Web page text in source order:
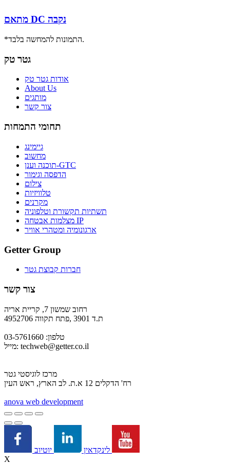
מתאם DC נקבה
*התמונות להמחשה בלבד.
גטר טק
אודות גטר טק
About Us
מותגים
צור קשר
תחומי התמחות
גיימינג
מחשוב
תוכנה וענן-GTC
הדפסה וגימור
צילום
טלוויזיות
מקרנים
תשתיות תקשורת וטלפוניה
מצלמות אבטחה IP
ארגונומיה ומטהרי אוויר
Getter Group
חברות קבוצת גטר
צור קשר
רחוב שמשון 7, קריית אריה
ת.ד 3901 ,פתח תקווה 4952706
טלפון: 03-5761660
מייל: techweb@getter.co.il
מרכז לוגיסטי גטר
רח' הדקלים 12 א.ת. לב הארץ, ראש העין
anova web development
לינקדאין
X